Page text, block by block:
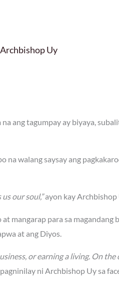
Uy
ang tagumpay ay biyaya,
na walang saysay ang
our soul,”ayon kay Archbishop
mangarap para sa magandang
at ang Diyos.
or earning a living. On the
ni Archbishop Uy sa